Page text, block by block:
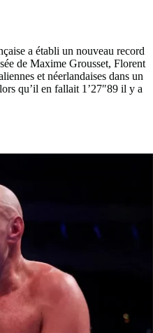
a établi un nouveau record
de Maxime Grousset, Florent
et néerlandaises dans un
qu’il en fallait 1’27″89 il y a